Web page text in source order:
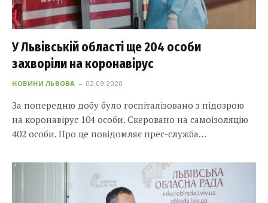
У Львівській області ще 204 особи
захворіли на коронавірус
НОВИНИ ЛЬВОВА 02.09.2020
За попередню добу було госпіталізовано з підозрою
на коронавірус 104 особи. Скеровано на самоізоляцію
402 особи. Про це повідомляє прес-служба…